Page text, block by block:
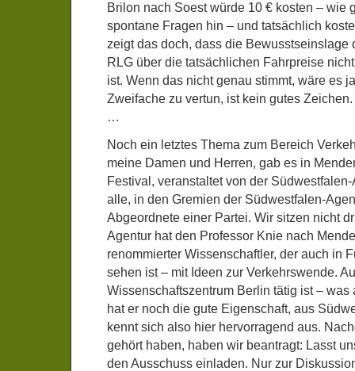
Brilon nach Soest würde 10 € kosten – wie
spontane Fragen hin – und tatsächlich
zeigt das doch, dass die Bewusstseinslage
RLG über die tatsächlichen Fahrpreise
ist. Wenn das nicht genau stimmt, wäre es
Zweifache zu vertun, ist kein gutes Zeichen.
…
Noch ein letztes Thema zum Bereich
meine Damen und Herren, gab es in
Festival, veranstaltet von der
alle, in den Gremien der Südwestfalen-
Abgeordnete einer Partei. Wir sitzen nicht
Agentur hat den Professor Knie nach
renommierter Wissenschaftler, der auch in
sehen ist – mit Ideen zur Verkehrswende.
Wissenschaftszentrum Berlin tätig ist – was
hat er noch die gute Eigenschaft, aus
kennt sich also hier hervorragend aus.
gehört haben, haben wir beantragt: Lasst
den Ausschuss einladen. Nur zur